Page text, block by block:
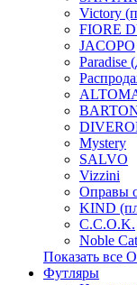
Victory
FIORE
JACOPO
Paradise
Mystery
SALVO
Vizzini
Оправы
KIND
C.C.O.K.
Noble Cat
Показать все
Футляры